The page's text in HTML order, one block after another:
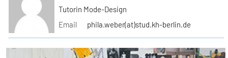
Tutorin Mode-Design
Email
phila.weber(at)stud.kh-berlin.de